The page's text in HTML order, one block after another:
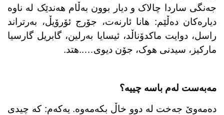
جەنگی ساردا چالاک و دیار بوون بەڵام هەندێک لە ناوە
دیارەکان دەڵێم: هانا ئارنەت، جۆرج ئۆرۆیڵ، بەرتراند
راسل، دوایت ماکدۆناڵد، ئیسایا بەرلین، گابریل گارسیا
مارکیز، سیدنی هوک، جۆن دیوی…..هتد.
مەبەست لەم باسە چییە؟
دەمەوێ جەخت لە دوو خاڵ بکەمەوە. یەکەم: کە چیدی